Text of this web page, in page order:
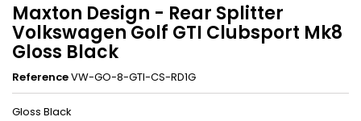
Maxton Design - Rear Splitter
Volkswagen Golf GTI Clubsport Mk8
Gloss Black
ReferenceVW-GO-8-GTI-CS-RD1G
Gloss Black